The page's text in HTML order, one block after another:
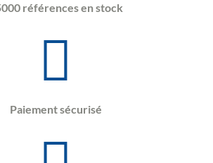
références en stock
Paiement sécurisé